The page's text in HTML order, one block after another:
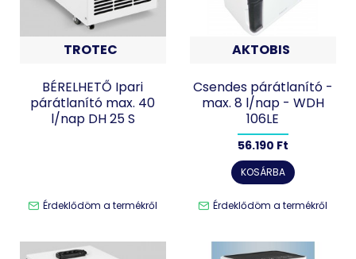
TROTEC
BÉRELHETŐ Ipari
párátlanító max. 40
l/nap DH 25 S
Érdeklődöm a termékről
AKTOBIS
Csendes párátlanító -
max. 8 l/nap - WDH
106LE
56.190 Ft
KOSÁRBA
Érdeklődöm a termékről